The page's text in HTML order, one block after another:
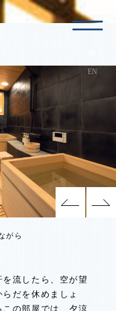
EN
がら
流したら、空が望
だを休めましょ
の部屋では、夕涼
がら
流したら、空が望
だを休めましょ
の部屋では、夕涼
がら
流したら、空が望
だを休めましょ
の部屋では、夕涼
がら
流したら、空が望
だを休めましょ
の部屋では、夕涼